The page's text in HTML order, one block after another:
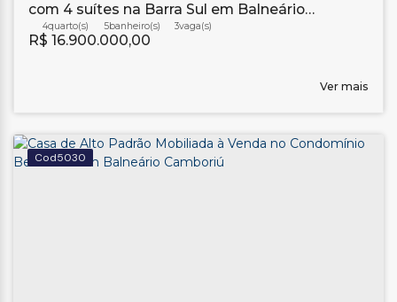
com 4 suítes na Barra Sul em Balneário
Camboriú
R$ 16.900.000,00
4 5banheiro(s) 3
Ver mais
5030